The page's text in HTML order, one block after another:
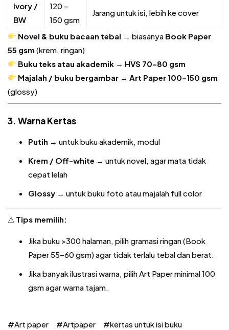
Ivory /
BW
120 –
150 gsm
Jarang untuk isi, lebih ke cover
Novel & buku bacaan tebal → biasanya Book Paper
55 gsm (krem, ringan)
Buku teks atau akademik → HVS 70–80 gsm
Majalah / buku bergambar →Art Paper 100–150 gsm
(glossy)
3. Warna Kertas
Putih → untuk buku akademik, modul
Krem / Off-white → untuk novel, agar mata tidak
cepat lelah
Glossy → untuk buku foto atau majalah full color
⚠ Tips memilih:
Jika buku >300 halaman, pilih gramasi ringan (Book
Paper 55–60 gsm) agar tidak terlalu tebal dan berat.
Jika banyak ilustrasi warna, pilih Art Paper minimal 100
gsm agar warna tajam.
Art paper Artpaper kertas untuk isi buku